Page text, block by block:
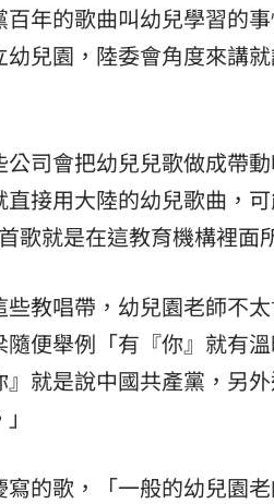
年的歌曲叫幼兒學習的
兒園，陸委會角度來講
司會把幼兒兒歌做成帶
接用大陸的幼兒歌曲，
歌就是在這教育機構裡面
教唱帶，幼兒園老師不
便舉例「有『你』就有
就是說中國共產黨，另外
的歌，「一般的幼兒園